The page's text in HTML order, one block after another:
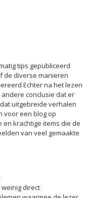
tips gepubliceerd
de diverse manieren
Echter na het lezen
conclusie dat er
uitgebreide verhalen
voor een blog op
en krachtige items die de
van veel gemaakte
direct